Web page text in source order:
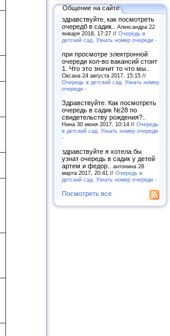
Общение на сайте
здравствуйте, как посмотреть
очередб в садик.. Александра 22
января 2018, 17:27 // Очередь в
детский сад. Узнать номер очереди -
при просмотре электронной
очереди кол-во вакансий стоит
1. Что это значит то что мы..
Оксана 24 августа 2017, 15:15 //
Очередь в детский сад. Узнать номер
очереди -
Здравствуйте. Как посмотреть
очередь в садик №28 по
свидетельству рождения?..
Нина 30 июня 2017, 10:14 // Очередь
в детский сад. Узнать номер очереди
-
здравствуйте я хотела бы
узнат очередь в садик у детей
артем и федор.. антонина 28
марта 2017, 20:41 // Очередь в
детский сад. Узнать номер очереди -
Посмотреть все